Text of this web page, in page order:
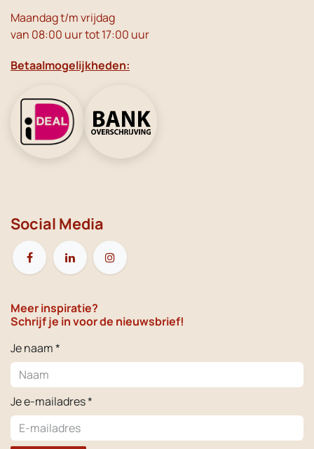
Maandag t/m vrijdag
van 08:00 uur tot 17:00 uur
Betaalmogelijkheden:
Social Media
Meer inspiratie?
Schrijf je in voor de nieuwsbrief!
Je naam *
Je e-mailadres *